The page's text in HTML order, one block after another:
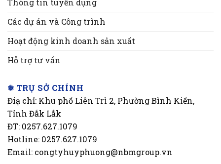
Thông tin tuyển dụng
Các dự án và Công trình
Hoạt động kinh doanh sản xuất
Hỗ trợ tư vấn
❅ TRỤ SỞ CHÍNH
Điạ chỉ: Khu phố Liên Trì 2, Phường Bình Kiến,
Tỉnh Đắk Lắk
ĐT: 0257.627.1079
Hotline: 0257.627.1079
Email: congtyhuyphuong@nbmgroup.vn